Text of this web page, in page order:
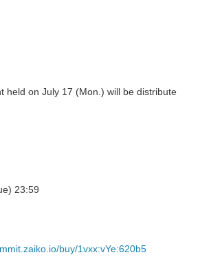
held on July 17 (Mon.) will be distribute
23:59
buy/1vxx:vYe:620b5